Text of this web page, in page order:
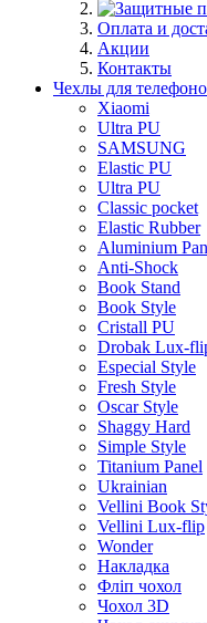
Оплата и
Акции
Контакты
Чехлы для
Xiaomi
Ultra PU
SAMSUNG
Elastic PU
Ultra PU
Classic pocket
Elastic Rubber
Aluminium
Anti-Shock
Book Stand
Book Style
Cristall PU
Drobak Lux-
Especial Style
Fresh Style
Oscar Style
Shaggy Hard
Simple Style
Titanium Panel
Ukrainian
Vellini Book
Vellini Lux-flip
Wonder
Накладка
Фліп чохол
Чохол 3D